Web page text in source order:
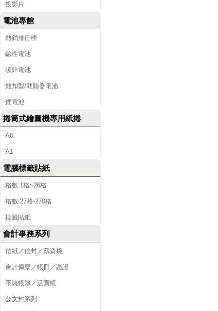
投影片
電池專館
熱銷排行榜
鹼性電池
碳鋅電池
鈕扣型/助聽器電池
鋰電池
捲筒式繪圖機專用紙捲
A0
A1
電腦標籤貼紙
格數:1格~26格
格數:27格-270格
標籤貼紙
會計事務系列
信紙／信封／薪資袋
會計傳票／帳冊／憑證
平裝帳簿／活頁帳
公文封系列